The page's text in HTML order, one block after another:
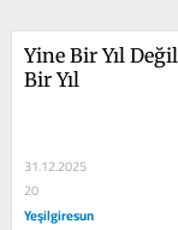
Yine Bir Yıl
Bir Yıl
31.12.2025
20
Yeşilgiresun